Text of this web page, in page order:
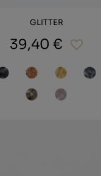
GLITTER
39,40 €